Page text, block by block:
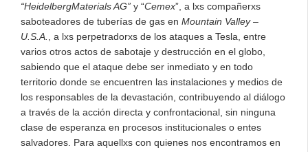
“HeidelbergMaterials AG” y “Cemex”, a lxs compañerxs
saboteadores de tuberías de gas en Mountain Valley –
U.S.A., a lxs perpetradorxs de los ataques a Tesla, entre
varios otros actos de sabotaje y destrucción en el globo,
sabiendo que el ataque debe ser inmediato y en todo
territorio donde se encuentren las instalaciones y medios de
los responsables de la devastación, contribuyendo al diálogo
a través de la acción directa y confrontacional, sin ninguna
clase de esperanza en procesos institucionales o entes
salvadores. Para aquellxs con quienes nos encontramos en